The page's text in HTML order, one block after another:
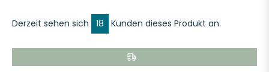
Derzeit sehen sich 18 Kunden dieses Produkt an.